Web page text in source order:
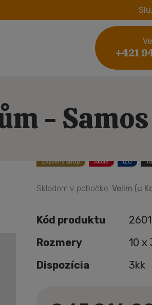
+421
- Samos
Zvýšený strop Akcie IZO
Skladom v pobočke: Velim (u
Kód produktu
Rozmery
10 x
Dispozícia
3kk